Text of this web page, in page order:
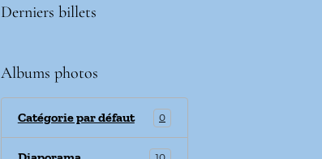
Derniers billets
Albums photos
Catégorie par défaut 0